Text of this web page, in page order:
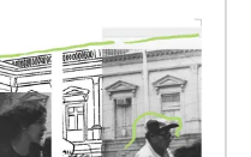
Nacional
y 2a calle